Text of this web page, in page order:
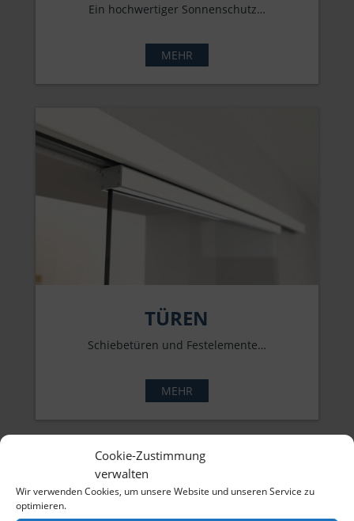
Cookie-Zustimmung
verwalten
Wir verwenden Cookies, um unsere Website und unseren Service zu
optimieren.
Ein hochwertiger Sonnenschutz…
MEHR
TÜREN
Schiebetüren und Festelemente…
MEHR